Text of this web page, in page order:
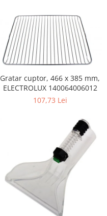
Gratar cuptor, 466 x 385 mm,
ELECTROLUX 140064006012
107,73 Lei